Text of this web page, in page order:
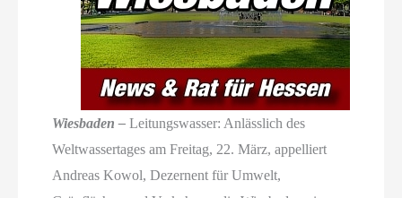
Wiesbaden – Leitungswasser: Anlässlich des
Weltwassertages am Freitag, 22. März, appelliert
Andreas Kowol, Dezernent für Umwelt,